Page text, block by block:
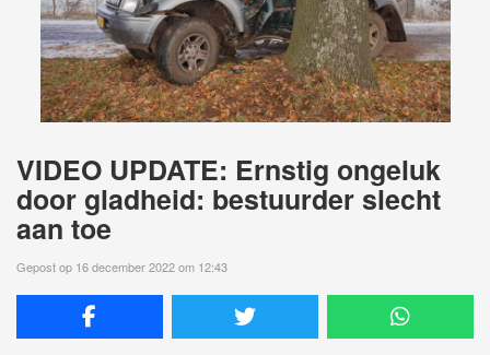
VIDEO UPDATE: Ernstig ongeluk
door gladheid: bestuurder slecht
aan toe
Gepost op 16 december 2022 om 12:43